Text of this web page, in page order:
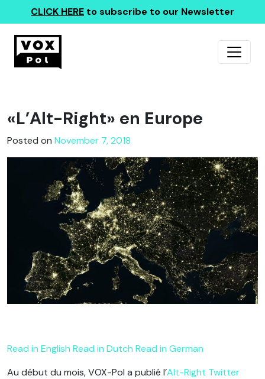
CLICK HERE to subscribe to our Newsletter
«L’Alt-Right» en Europe
Posted on November 7, 2018
Read in English Read in Dutch Read in German
Au début du mois, VOX-Pol a publié l’Alt-Right Twitter